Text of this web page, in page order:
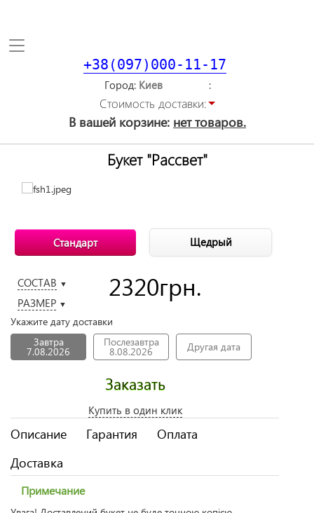
Toggle
+38(097)000-11-17
Город
Стоимость доставки:
В вашей корзине: нет товаров.
Букет "Рассвет"
Стандарт Щедрый
СОСТАВ ▼
РАЗМЕР ▼
2320грн.
Укажите дату доставки
Завтра
7.08.2026
Послезавтра
8.08.2026 Другая дата
Заказать
Купить в один клик
Описание Гарантия
Оплата
Доставка
Примечание